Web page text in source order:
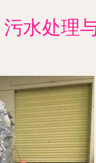
水处理